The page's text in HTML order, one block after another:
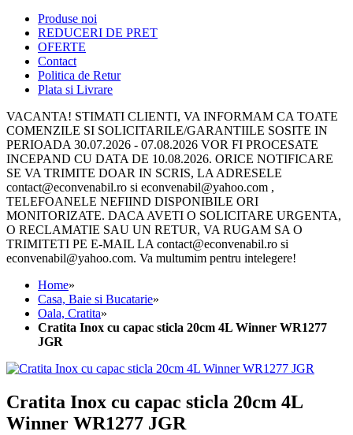
Produse noi
REDUCERI DE PRET
OFERTE
Contact
Politica de Retur
Plata si Livrare
VACANTA! STIMATI CLIENTI, VA INFORMAM CA TOATE
COMENZILE SI SOLICITARILE/GARANTIILE SOSITE IN
PERIOADA 30.07.2026 - 07.08.2026 VOR FI PROCESATE
INCEPAND CU DATA DE 10.08.2026. ORICE NOTIFICARE
SE VA TRIMITE DOAR IN SCRIS, LA ADRESELE
contact@econvenabil.ro si econvenabil@yahoo.com ,
TELEFOANELE NEFIIND DISPONIBILE ORI
MONITORIZATE. DACA AVETI O SOLICITARE URGENTA,
O RECLAMATIE SAU UN RETUR, VA RUGAM SA O
TRIMITETI PE E-MAIL LA contact@econvenabil.ro si
econvenabil@yahoo.com. Va multumim pentru intelegere!
Home»
Casa, Baie si Bucatarie»
Oala, Cratita»
Cratita Inox cu capac sticla 20cm 4L Winner WR1277
JGR
Cratita Inox cu capac sticla 20cm 4L
Winner WR1277 JGR